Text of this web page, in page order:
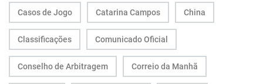
Casos de Jogo Catarina Campos China
Classificações Comunicado Oficial
Conselho de Arbitragem Correio da Manhã